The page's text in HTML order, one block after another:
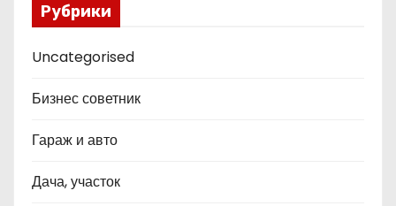
Рубрики
Uncategorised
Бизнес советник
Гараж и авто
Дача, участок